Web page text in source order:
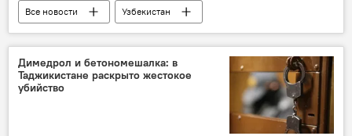
Все новости
Узбекистан
Центральная Азия
Димедрол и бетономешалка: в
Таджикистане раскрыто жестокое
убийство